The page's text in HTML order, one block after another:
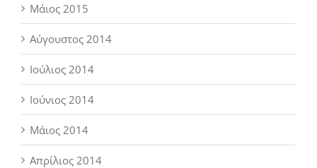
Μάιος 2015
Αύγουστος 2014
Ιούλιος 2014
Ιούνιος 2014
Μάιος 2014
Απρίλιος 2014